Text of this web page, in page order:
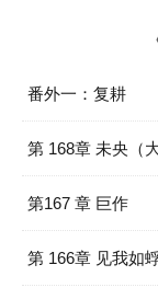
番外一：复耕
第 168章 未央（
第167 章 巨作
第 166章 见我如